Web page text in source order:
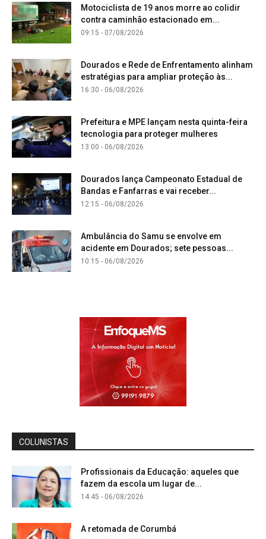
Motociclista de 19 anos morre ao colidir
contra caminhão estacionado em...
09:15 - 07/08/2026
Dourados e Rede de Enfrentamento alinham
estratégias para ampliar proteção às...
16:30 - 06/08/2026
Prefeitura e MPE lançam nesta quinta-feira
tecnologia para proteger mulheres
13:00 - 06/08/2026
Dourados lança Campeonato Estadual de
Bandas e Fanfarras e vai receber...
12:15 - 06/08/2026
Ambulância do Samu se envolve em
acidente em Dourados; sete pessoas...
10:15 - 06/08/2026
COLUNISTAS
Profissionais da Educação: aqueles que
fazem da escola um lugar de...
14:45 - 06/08/2026
A retomada de Corumbá